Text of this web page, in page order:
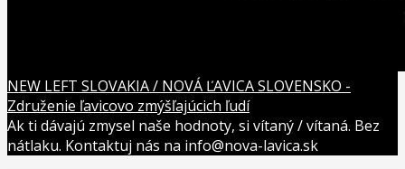
NEW LEFT SLOVAKIA / NOVÁ ĽAVICA SLOVENSKO -
Združenie ľavicovo zmýšľajúcich ľudí
Ak ti dávajú zmysel naše hodnoty, si vítaný / vítaná. Bez
nátlaku. Kontaktuj nás na info@nova-lavica.sk